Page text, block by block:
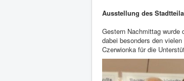
Ausstellung des
Gestern Nachmittag
dabei besonders den
Czerwionka für die